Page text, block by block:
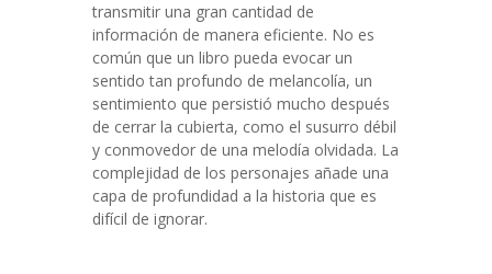
transmitir una gran cantidad de
información de manera eficiente. No es
común que un libro pueda evocar un
sentido tan profundo de melancolía, un
sentimiento que persistió mucho después
de cerrar la cubierta, como el susurro débil
y conmovedor de una melodía olvidada. La
complejidad de los personajes añade una
capa de profundidad a la historia que es
difícil de ignorar.